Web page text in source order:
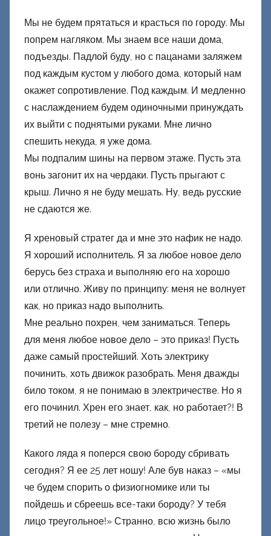
Мы не будем прятаться и красться по городу. Мы
попрем нагляком. Мы знаем все наши дома,
подъезды. Падлой буду, но с пацанами заляжем
под каждым кустом у любого дома, который нам
окажет сопротивление. Под каждым. И медленно
с наслаждением будем одиночными принуждать
их выйти с поднятыми руками. Мне лично
спешить некуда, я уже дома.
Мы подпалим шины на первом этаже. Пусть эта
вонь загонит их на чердаки. Пусть прыгают с
крыш. Лично я не буду мешать. Ну, ведь русские
не сдаются же.
Я хреновый стратег да и мне это нафик не надо.
Я хороший исполнитель. Я за любое новое дело
берусь без страха и выполняю его на хорошо
или отлично. Живу по принципу: меня не волнует
как, но приказ надо выполнить.
Мне реально похрен, чем заниматься. Теперь
для меня любое новое дело – это приказ! Пусть
даже самый простейший. Хоть электрику
починить, хоть движок разобрать. Меня дважды
било током, я не понимаю в электричестве. Но я
его починил. Хрен его знает, как, но работает?! В
третий не полезу – мне стремно.
Какого ляда я поперся свою бороду сбривать
сегодня? Я ее 25 лет ношу! Але був наказ – «мы
че будем спорить о физиогномике или ты
пойдешь и сбреешь все-таки бороду? У тебя
лицо треугольное!» Странно, всю жизнь было